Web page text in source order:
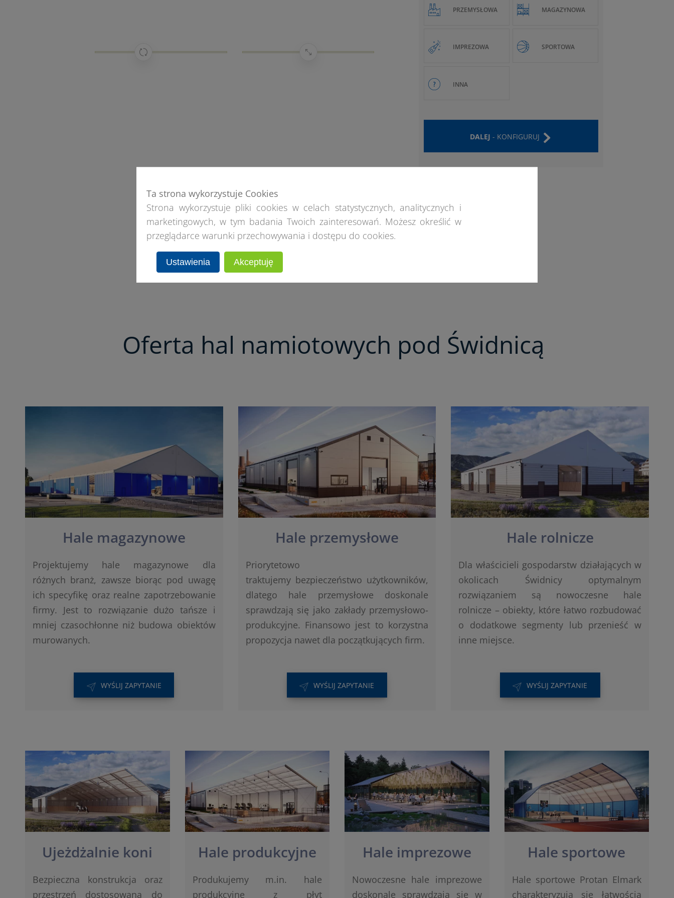
PRZEMYSŁOWA MAGAZYNOWA
IMPREZOWA SPORTOWA
INNA
DALEJ - KONFIGURUJ
Oferta hal namiotowych pod Świdnicą
Hale magazynowe
Projektujemy hale magazynowe dla
różnych branż, zawsze biorąc pod uwagę
ich specyfikę oraz realne zapotrzebowanie
firmy. Jest to rozwiązanie dużo tańsze i
mniej czasochłonne niż budowa obiektów
murowanych.
WYŚLIJ ZAPYTANIE
Hale przemysłowe
Priorytetowo
traktujemy bezpieczeństwo użytkowników,
dlatego hale przemysłowe doskonale
sprawdzają się jako zakłady przemysłowo-
produkcyjne. Finansowo jest to korzystna
propozycja nawet dla początkujących firm.
WYŚLIJ ZAPYTANIE
Hale rolnicze
Dla właścicieli gospodarstw działających w
okolicach Świdnicy optymalnym
rozwiązaniem są nowoczesne hale
rolnicze – obiekty, które łatwo rozbudować
o dodatkowe segmenty lub przenieść w
inne miejsce.
WYŚLIJ ZAPYTANIE
Ujeżdżalnie koni
Bezpieczna konstrukcja oraz
przestrzeń dostosowana do
Hale produkcyjne
Produkujemy m.in. hale
produkcyjne z płyt
Hale imprezowe
Nowoczesne hale imprezowe
doskonale sprawdzają się w
Hale sportowe
Hale sportowe Protan Elmark
charakteryzują się łatwością
Ta strona wykorzystuje Cookies
Strona wykorzystuje pliki cookies w celach statystycznych, analitycznych i
marketingowych, w tym badania Twoich zainteresowań. Możesz określić w
przeglądarce warunki przechowywania i dostępu do cookies.
Ustawienia Akceptuję